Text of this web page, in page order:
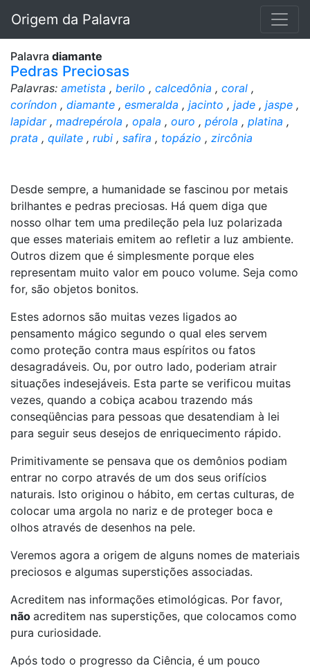
Origem da Palavra
Palavra diamante
Pedras Preciosas
Palavras: ametista , berilo , calcedônia , coral ,
coríndon , diamante , esmeralda , jacinto , jade , jaspe ,
lapidar, madrepérola , opala , ouro , pérola , platina ,
prata , quilate , rubi , safira , topázio , zircônia
Desde sempre, a humanidade se fascinou por metais
brilhantes e pedras preciosas. Há quem diga que
nosso olhar tem uma predileção pela luz polarizada
que esses materiais emitem ao refletir a luz ambiente.
Outros dizem que é simplesmente porque eles
representam muito valor em pouco volume. Seja como
for, são objetos bonitos.
Estes adornos são muitas vezes ligados ao
pensamento mágico segundo o qual eles servem
como proteção contra maus espíritos ou fatos
desagradáveis. Ou, por outro lado, poderiam atrair
situações indesejáveis. Esta parte se verificou muitas
vezes, quando a cobiça acabou trazendo más
conseqüências para pessoas que desatendiam à lei
para seguir seus desejos de enriquecimento rápido.
Primitivamente se pensava que os demônios podiam
entrar no corpo através de um dos seus orifícios
naturais. Isto originou o hábito, em certas culturas, de
colocar uma argola no nariz e de proteger boca e
olhos através de desenhos na pele.
Veremos agora a origem de alguns nomes de materiais
preciosos e algumas superstições associadas.
Acreditem nas informações etimológicas. Por favor,
não acreditem nas superstições, que colocamos como
pura curiosidade.
Após todo o progresso da Ciência, é um pouco